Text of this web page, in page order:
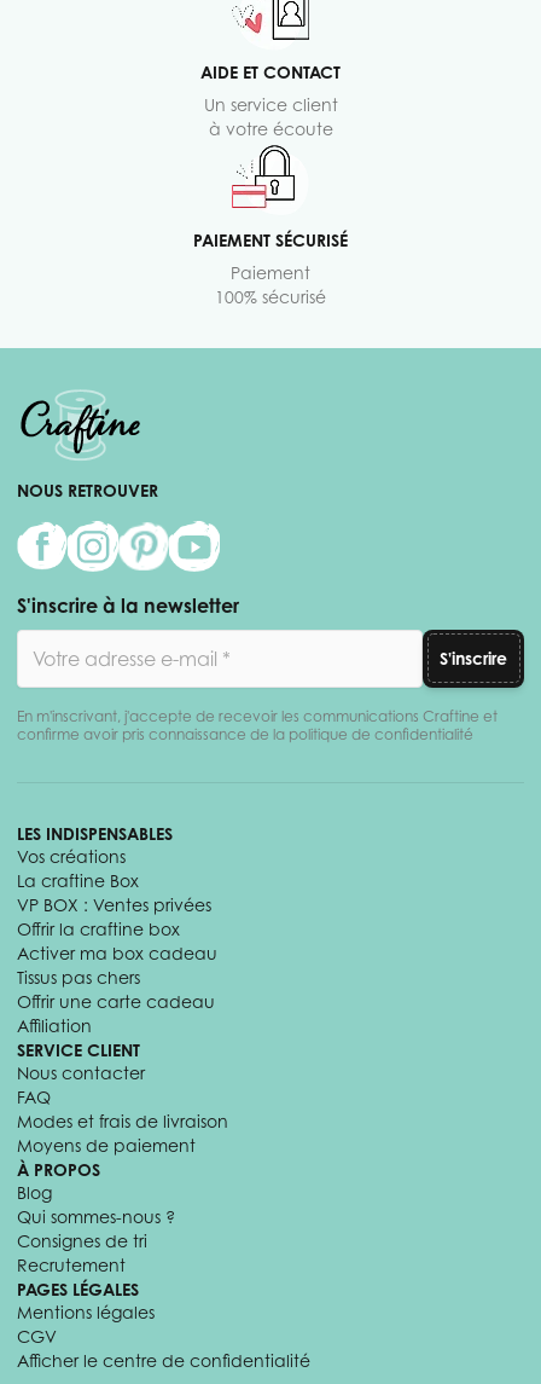
AIDE ET CONTACT
Un service client
à votre écoute
PAIEMENT SÉCURISÉ
Paiement
100% sécurisé
NOUS RETROUVER
S'inscrire à la newsletter
S'inscrire
En m'inscrivant, j'accepte de recevoir les communications Craftine et
confirme avoir pris connaissance de la politique de confidentialité
LES INDISPENSABLES
Vos créations
La craftine Box
VP BOX : Ventes privées
Offrir la craftine box
Activer ma box cadeau
Tissus pas chers
Offrir une carte cadeau
Affiliation
SERVICE CLIENT
Nous contacter
FAQ
Modes et frais de livraison
Moyens de paiement
À PROPOS
Blog
Qui sommes-nous ?
Consignes de tri
Recrutement
PAGES LÉGALES
Mentions légales
CGV
Afficher le centre de confidentialité